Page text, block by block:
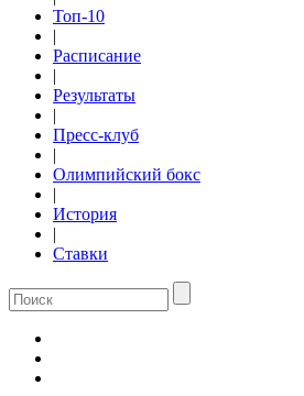
Топ-10
|
Расписание
|
Результаты
|
Пресс-клуб
|
Олимпийский бокс
|
История
|
Ставки